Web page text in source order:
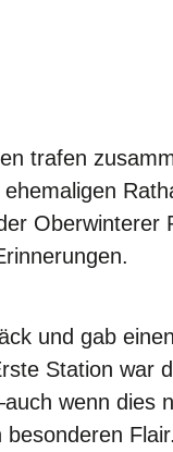
trafen
und gab
Station war
wenn
Flair.